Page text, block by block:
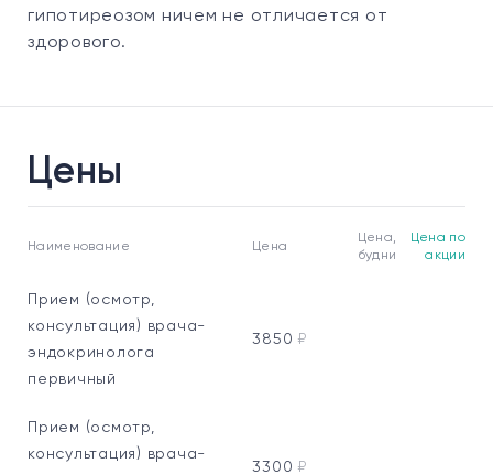
гипотиреозом ничем не отличается от
здорового.
Цены
Наименование Цена
Цена,
будни
Цена по
акции
Прием (осмотр,
консультация) врача-
эндокринолога
первичный
3850 ₽
Прием (осмотр,
консультация) врача-
3300 ₽